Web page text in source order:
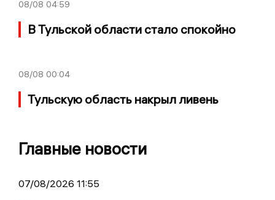
08/08 04:59
В Тульской области стало спокойно
08/08 00:04
Тульскую область накрыл ливень
Главные новости
07/08/2026 11:55